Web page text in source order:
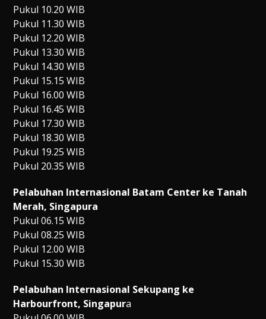
Pukul 10.20 WIB
Pukul 11.30 WIB
Pukul 12.20 WIB
Pukul 13.30 WIB
Pukul 14.30 WIB
Pukul 15.15 WIB
Pukul 16.00 WIB
Pukul 16.45 WIB
Pukul 17.30 WIB
Pukul 18.30 WIB
Pukul 19.25 WIB
Pukul 20.35 WIB
Pelabuhan Internasional Batam Center ke Tanah
Merah, Singapura
Pukul 06.15 WIB
Pukul 08.25 WIB
Pukul 12.00 WIB
Pukul 15.30 WIB
Pelabuhan Internasional Sekupang ke
Harbourfront, Singapura